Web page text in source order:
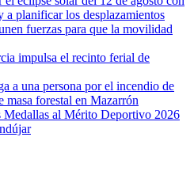
a planificar los desplazamientos
fuerzas para que la movilidad
impulsa el recinto ferial de
a una persona por el incendio de
masa forestal en Mazarrón
Medallas al Mérito Deportivo 2026